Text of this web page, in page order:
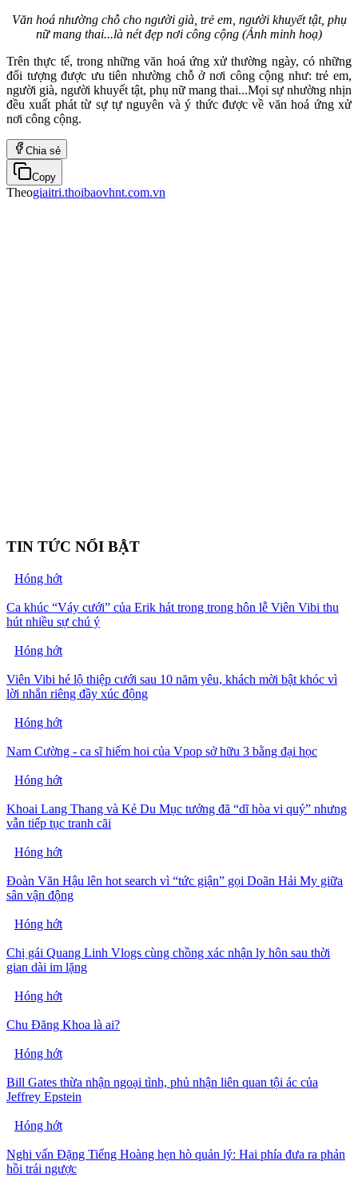
Văn hoá nhường chỗ cho người già, trẻ em, người khuyết tật, phụ
nữ mang thai...là nét đẹp nơi công cộng (Ảnh minh hoạ)
Trên thực tế, trong những văn hoá ứng xử thường ngày, có những
đối tượng được ưu tiên nhường chỗ ở nơi công cộng như: trẻ em,
người già, người khuyết tật, phụ nữ mang thai...Mọi sự nhường nhịn
đều xuất phát từ sự tự nguyên và ý thức được về văn hoá ứng xử
nơi công cộng.
Chia sẻ
Copy
Theogiaitri.thoibaovhnt.com.vn
TIN TỨC NỔI BẬT
Hóng hớt
Ca khúc “Váy cưới” của Erik hát trong trong hôn lễ Viên Vibi thu
hút nhiều sự chú ý
Hóng hớt
Viên Vibi hé lộ thiệp cưới sau 10 năm yêu, khách mời bật khóc vì
lời nhắn riêng đầy xúc động
Hóng hớt
Nam Cường - ca sĩ hiếm hoi của Vpop sở hữu 3 bằng đại học
Hóng hớt
Khoai Lang Thang và Kẻ Du Mục tưởng đã “dĩ hòa vi quý” nhưng
vẫn tiếp tục tranh cãi
Hóng hớt
Đoàn Văn Hậu lên hot search vì “tức giận” gọi Doãn Hải My giữa
sân vận động
Hóng hớt
Chị gái Quang Linh Vlogs cùng chồng xác nhận ly hôn sau thời
gian dài im lặng
Hóng hớt
Chu Đăng Khoa là ai?
Hóng hớt
Bill Gates thừa nhận ngoại tình, phủ nhận liên quan tội ác của
Jeffrey Epstein
Hóng hớt
Nghi vấn Đặng Tiếng Hoàng hẹn hò quản lý: Hai phía đưa ra phản
hồi trái ngược